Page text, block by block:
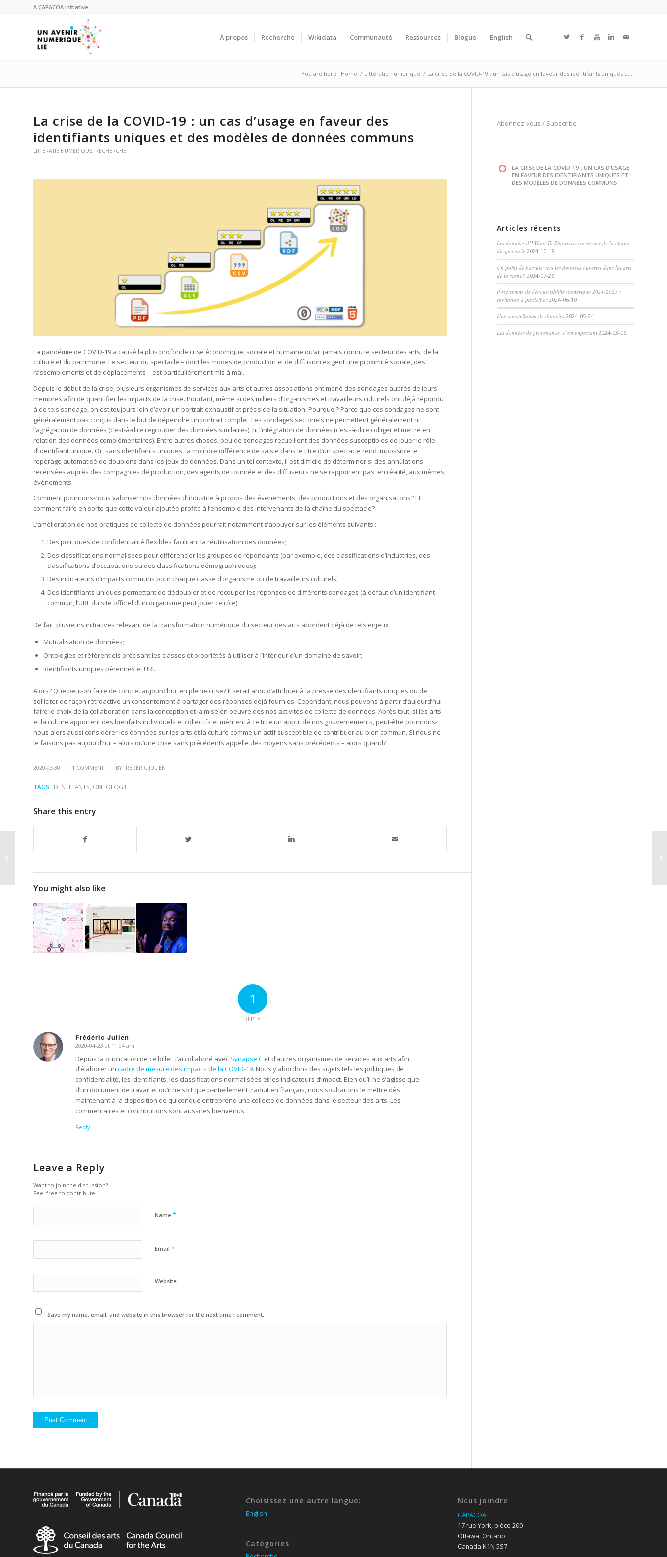
A CAPACOA Initiative
À propos Recherche Wikidata Communauté Ressources Blogue English
You are here: Home / Littératie numérique / La crise de la COVID-19 : un cas d’usage en faveur des identifiants uniques e...
La crise de la COVID-19 : un cas d’usage en faveur des
identifiants uniques et des modèles de données communs
LITTÉRATIE NUMÉRIQUE, RECHERCHE
La pandémie de COVID-19 a causé la plus profonde crise économique, sociale et humaine qu’ait jamais connu le secteur des arts, de la
culture et du patrimoine. Le secteur du spectacle – dont les modes de production et de diffusion exigent une proximité sociale, des
rassemblements et de déplacements – est particulièrement mis à mal.
Depuis le début de la crise, plusieurs organismes de services aux arts et autres associations ont mené des sondages auprès de leurs
membres afin de quantifier les impacts de la crise. Pourtant, même si des milliers d’organismes et travailleurs culturels ont déjà répondu
à de tels sondage, on est toujours loin d’avoir un portrait exhaustif et précis de la situation. Pourquoi? Parce que ces sondages ne sont
généralement pas conçus dans le but de dépeindre un portrait complet. Les sondages sectoriels ne permettent généralement ni
l’agrégation de données (c’est-à-dire regrouper des données similaires), ni l’intégration de données (c’est-à-dire colliger et mettre en
relation des données complémentaires). Entre autres choses, peu de sondages recueillent des données susceptibles de jouer le rôle
d’identifiant unique. Or, sans identifiants uniques, la moindre différence de saisie dans le titre d’un spectacle rend impossible le
repérage automatisé de doublons dans les jeux de données. Dans un tel contexte, il est difficile de déterminer si des annulations
recensées auprès des compagnies de production, des agents de tournée et des diffuseurs ne se rapportent pas, en réalité, aux mêmes
événements.
Comment pourrions-nous valoriser nos données d’industrie à propos des événements, des productions et des organisations? Et
comment faire en sorte que cette valeur ajoutée profite à l’ensemble des intervenants de la chaîne du spectacle?
L’amélioration de nos pratiques de collecte de données pourrait notamment s’appuyer sur les éléments suivants :
Des politiques de confidentialité flexibles facilitant la réutilisation des données;
Des classifications normalisées pour différencier les groupes de répondants (par exemple, des classifications d’industries, des
classifications d’occupations ou des classifications démographiques);
Des indicateurs d’impacts communs pour chaque classe d’organisme ou de travailleurs culturels;
Des identifiants uniques permettant de dédoubler et de recouper les réponses de différents sondages (à défaut d’un identifiant
commun, l’URL du site officiel d’un organisme peut jouer ce rôle).
De fait, plusieurs initiatives relevant de la transformation numérique du secteur des arts abordent déjà de tels enjeux :
Mutualisation de données;
Ontologies et référentiels précisant les classes et propriétés à utiliser à l’intérieur d’un domaine de savoir;
Identifiants uniques pérennes et URI.
Alors? Que peut-on faire de concret aujourd’hui, en pleine crise? Il serait ardu d’attribuer à la presse des identifiants uniques ou de
solliciter de façon rétroactive un consentement à partager des réponses déjà fournies. Cependant, nous pouvons à partir d’aujourd’hui
faire le choix de la collaboration dans la conception et la mise en oeuvre des nos activités de collecte de données. Après tout, si les arts
et la culture apportent des bienfaits individuels et collectifs et méritent à ce titre un appui de nos gouvernements, peut-être pourrions-
nous alors aussi considérer les données sur les arts et la culture comme un actif susceptible de contribuer au bien commun. Si nous ne
le faisons pas aujourd’hui – alors qu’une crise sans précédents appelle des moyens sans précédents – alors quand?
2020-03-30 / 1 COMMENT / BY FRÉDÉRIC JULIEN
TAGS: IDENTIFIANTS ONTOLOGIE
Share this entry
You might also like
1
REPLY
Frédéric Julien
says:
2020-04-23 at 11:04 am
Depuis la publication de ce billet, j’ai collaboré avec Synapse C et d’autres organismes de services aux arts afin
d’élaborer un cadre de mesure des impacts de la COVID-19. Nous y abordons des sujets tels les politiques de
confidentialité, les identifiants, les classifications normalisées et les indicateurs d’impact. Bien qu’il ne s’agisse que
d’un document de travail et qu’il ne soit que partiellement traduit en français, nous souhaitons le mettre dès
maintenant à la disposition de quiconque entreprend une collecte de données dans le secteur des arts. Les
commentaires et contributions sont aussi les bienvenus.
Reply
Leave a Reply
Want to join the discussion?
Feel free to contribute!
Name *
Email *
Website
Save my name, email, and website in this browser for the next time I comment.
Abonnez-vous / Subscribe
LA CRISE DE LA COVID-19 : UN CAS D’USAGE
EN FAVEUR DES IDENTIFIANTS UNIQUES ET
DES MODÈLES DE DONNÉES COMMUNS
Articles récents
Les données d’I Want To Showcase au service de la chaîne
du spectacle 2024-10-18
Un point de bascule vers les données ouvertes dans les arts
de la scène? 2024-07-26
Programme de découvrabilité numérique 2024-2025 :
Invitation à participer 2024-06-10
Une constellation de données 2024-05-24
Les données de provenance, c’est important 2024-03-06
Choisissez une autre langue:
English
Catégories
Nous joindre
CAPACOA
17 rue York, pièce 200
Ottawa, Ontario
Canada K1N 5S7
Gouvernance pour
et partagées...